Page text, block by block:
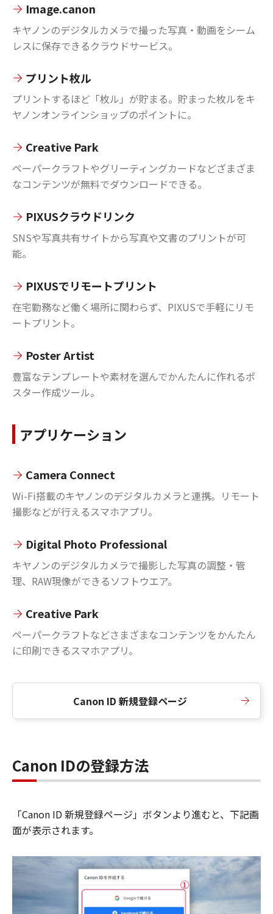
Image.canon
キヤノンのデジタルカメラで撮った写真・動画をシーム
レスに保存できるクラウドサービス。
プリント枚ル
プリントするほど「枚ル」が貯まる。貯まった枚ルをキ
ヤノンオンラインショップのポイントに。
Creative Park
ペーパークラフトやグリーティングカードなどざまざま
なコンテンツが無料でダウンロードできる。
PIXUSクラウドリンク
SNSや写真共有サイトから写真や文書のプリントが可
能。
PIXUSでリモートプリント
在宅勤務など働く場所に関わらず、PIXUSで手軽にリモ
ートプリント。
Poster Artist
豊富なテンプレートや素材を選んでかんたんに作れるポ
スター作成ツール。
アプリケーション
Camera Connect
Wi-Fi搭載のキヤノンのデジタルカメラと連携。リモート
撮影などが行えるスマホアプリ。
Digital Photo Professional
キヤノンのデジタルカメラで撮影した写真の調整・管
理、RAW現像ができるソフトウエア。
Creative Park
ペーパークラフトなどさまざまなコンテンツをかんたん
に印刷できるスマホアプリ。
Canon ID 新規登録ページ
Canon IDの登録方法
「Canon ID 新規登録ページ」ボタンより進むと、下記画
面が表示されます。